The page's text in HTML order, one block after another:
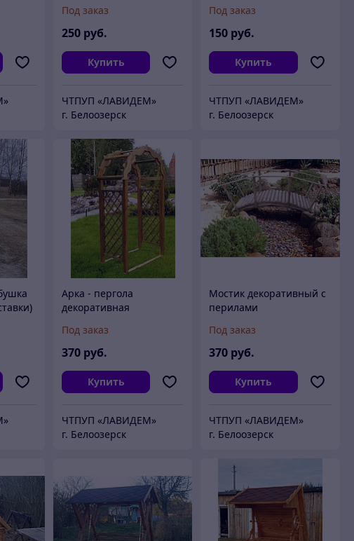
Под заказ
250 руб.
Купить
ЧТПУП «ЛАВИДЕМ»
г. Белоозерск
Под заказ
150 руб.
Купить
ЧТПУП «ЛАВИДЕМ»
г. Белоозерск
Арка - пергола
декоративная
Под заказ
370 руб.
Купить
ЧТПУП «ЛАВИДЕМ»
г. Белоозерск
Мостик декоративный с
перилами
Под заказ
370 руб.
Купить
ЧТПУП «ЛАВИДЕМ»
г. Белоозерск